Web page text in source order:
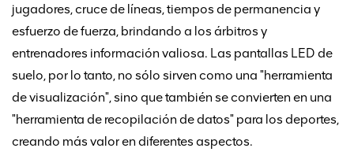
jugadores, cruce de líneas, tiempos de permanencia y
esfuerzo de fuerza, brindando a los árbitros y
entrenadores información valiosa. Las pantallas LED de
suelo, por lo tanto, no sólo sirven como una "herramienta
de visualización", sino que también se convierten en una
"herramienta de recopilación de datos" para los deportes,
creando más valor en diferentes aspectos.